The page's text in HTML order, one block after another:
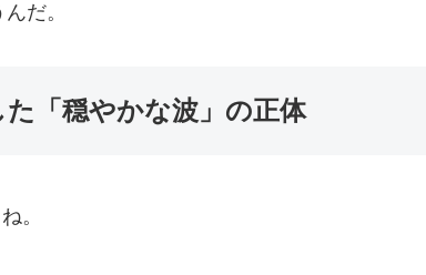
だ。
「穏やかな波」の正体
。